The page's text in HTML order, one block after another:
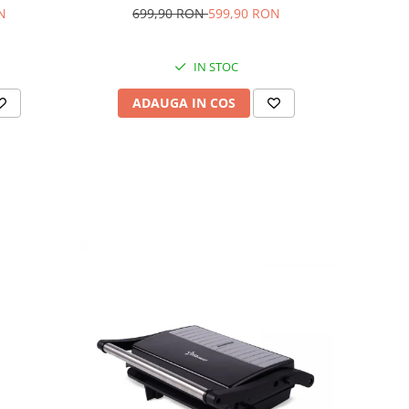
699,90 RON599,90 RON
IN STOC
ADAUGA IN COS